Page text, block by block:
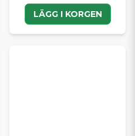
LÄGG I KORGEN